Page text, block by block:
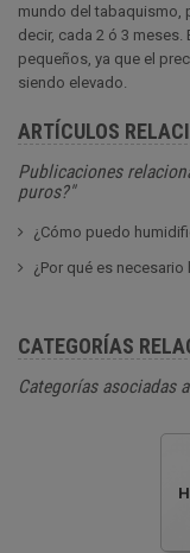
mundo del tabaquismo,
decir, cada 2 ó 3
pequeños, ya que el
siendo elevado.
ARTÍCULOS
Publicaciones
puros?"
¿Cómo puedo
¿Por qué es
CATEGORÍAS
Categorías asociadas